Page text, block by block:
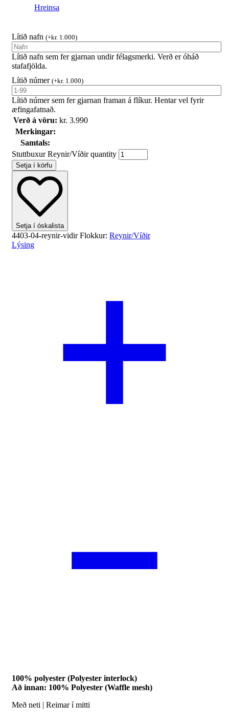
Hreinsa
Lítið nafn (+kr. 1.000)
Lítið nafn sem fer gjarnan undir félagsmerki. Verð er óháð
stafafjölda.
Lítið númer (+kr. 1.000)
Lítið númer sem fer gjarnan framan á flíkur. Hentar vel fyrir
æfingafatnað.
Verð á vöru: kr. 3.990
Merkingar:
Samtals:
Stuttbuxur Reynir/Víðir quantity
Setja í körfu
Setja í óskalista
4403-04-reynir-vidir Flokkur: Reynir/Víðir
Lýsing
100% polyester (Polyester interlock)
Að innan: 100% Polyester (Waffle mesh)
Með neti | Reimar í mitti